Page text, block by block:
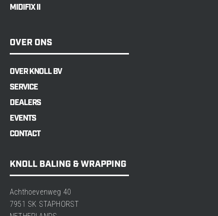
MIDIFIX II
OVER ONS
OVER KNOLL BV
SERVICE
DEALERS
EVENTS
CONTACT
KNOLL BALING & WRAPPING
Achthoevenweg 40
7951 SK STAPHORST